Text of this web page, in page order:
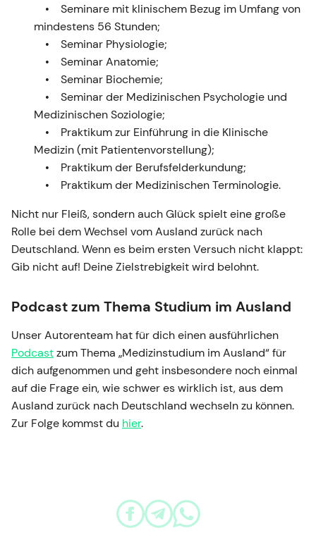
Seminare mit klinischem Bezug im Umfang von
mindestens 56 Stunden;
Seminar Physiologie;
Seminar Anatomie;
Seminar Biochemie;
Seminar der Medizinischen Psychologie und
Medizinischen Soziologie;
Praktikum zur Einführung in die Klinische
Medizin (mit Patientenvorstellung);
Praktikum der Berufsfelderkundung;
Praktikum der Medizinischen Terminologie.
Nicht nur Fleiß, sondern auch Glück spielt eine große
Rolle bei dem Wechsel vom Ausland zurück nach
Deutschland. Wenn es beim ersten Versuch nicht klappt:
Gib nicht auf! Deine Zielstrebigkeit wird belohnt.
Podcast zum Thema Studium im Ausland
Unser Autorenteam hat für dich einen ausführlichen
Podcastzum Thema „Medizinstudium im Ausland“ für
dich aufgenommen und geht insbesondere noch einmal
auf die Frage ein, wie schwer es wirklich ist, aus dem
Ausland zurück nach Deutschland wechseln zu können.
Zur Folge kommst du hier.